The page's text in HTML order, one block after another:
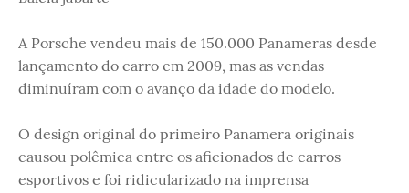
A Porsche vendeu mais de 150.000 Panameras desde
lançamento do carro em 2009, mas as vendas
diminuíram com o avanço da idade do modelo.
O design original do primeiro Panamera originais
causou polêmica entre os aficionados de carros
esportivos e foi ridicularizado na imprensa